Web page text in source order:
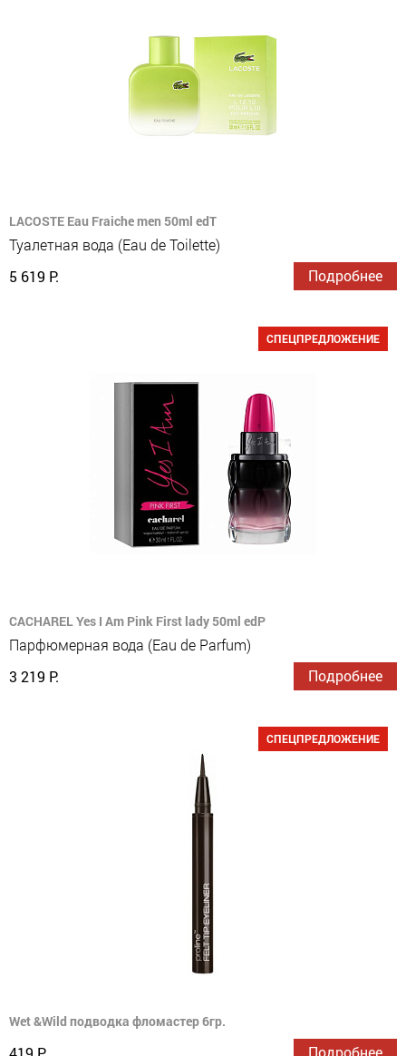
LACOSTE Eau Fraiche men 50ml edT
Туалетная вода (Eau de Toilette)
5 619 Р.
Подробнее
СПЕЦПРЕДЛОЖЕНИЕ
CACHAREL Yes I Am Pink First lady 50ml edP
Парфюмерная вода (Eau de Parfum)
3 219 Р.
Подробнее
СПЕЦПРЕДЛОЖЕНИЕ
Wet &Wild подводка фломастер 6гр.